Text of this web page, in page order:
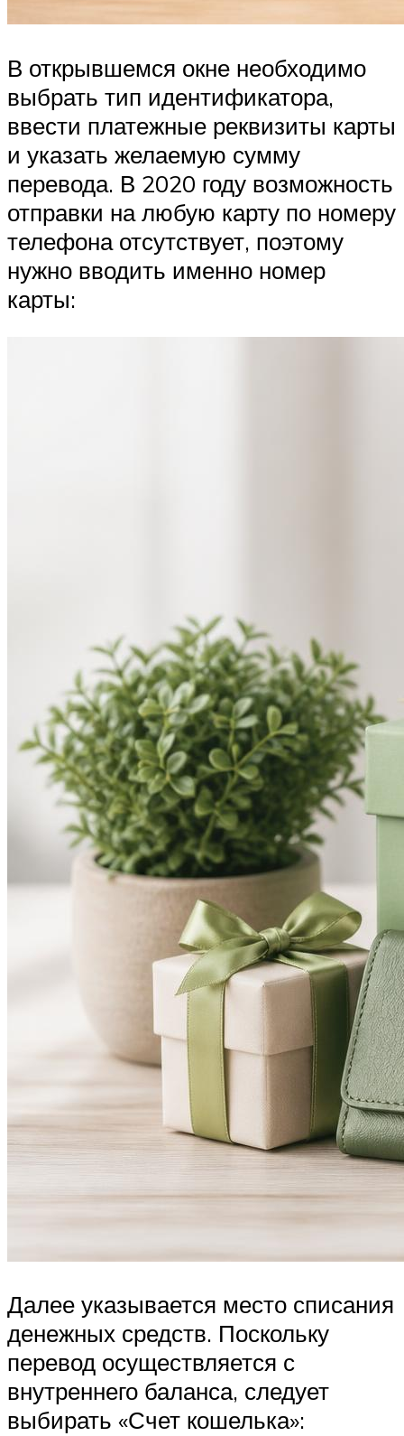
В открывшемся окне необходимо
выбрать тип идентификатора,
ввести платежные реквизиты карты
и указать желаемую сумму
перевода. В 2020 году возможность
отправки на любую карту по номеру
телефона отсутствует, поэтому
нужно вводить именно номер
карты:
Далее указывается место списания
денежных средств. Поскольку
перевод осуществляется с
внутреннего баланса, следует
выбирать «Счет кошелька»: